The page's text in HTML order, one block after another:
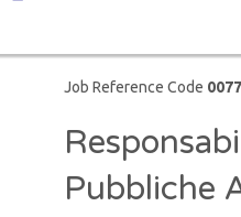
Job Reference Code
Pubbliche